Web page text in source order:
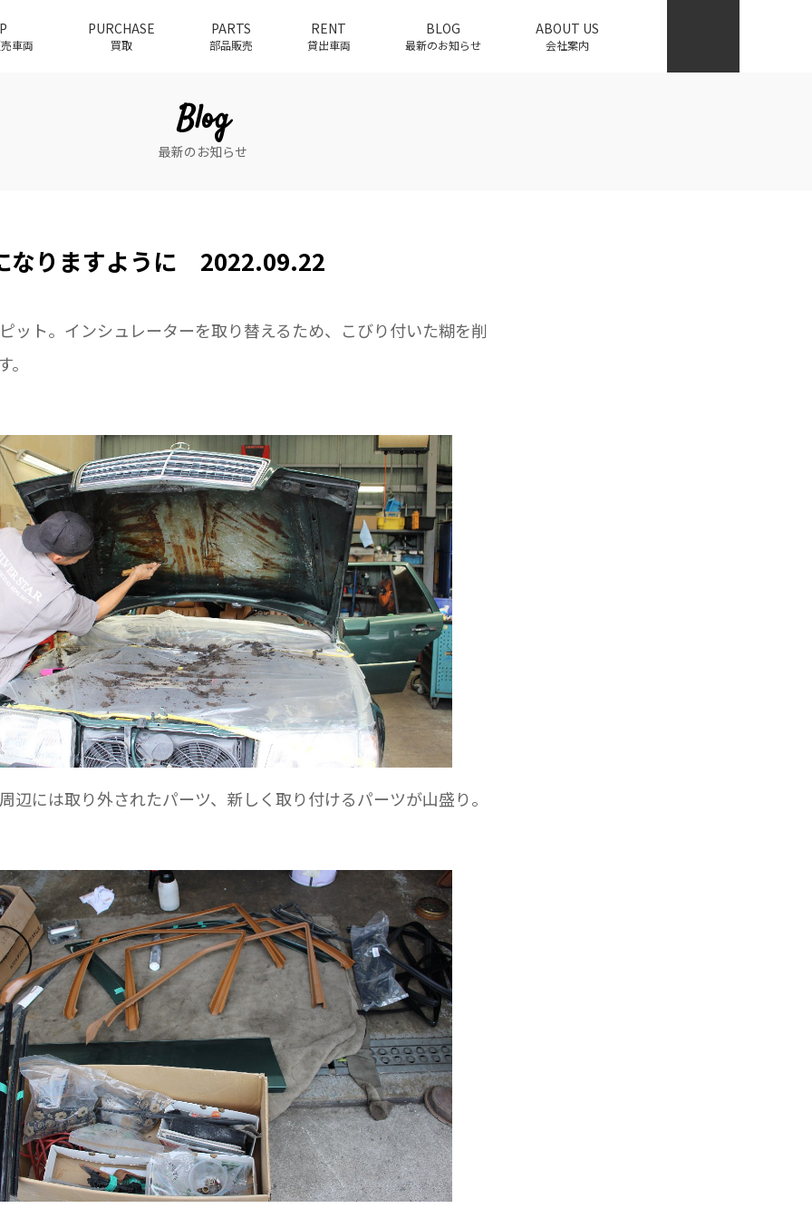
車両
PURCHASE
買取
PARTS
部品販売
RENT
貸出車両
BLOG
最新のお知らせ
ABOUT US
会社案内
Blog
最新のお知らせ
なりますように 2022.09.22
ト。インシュレーターを取り替えるため、こびり付いた糊を削
には取り外されたパーツ、新しく取り付けるパーツが山盛り。